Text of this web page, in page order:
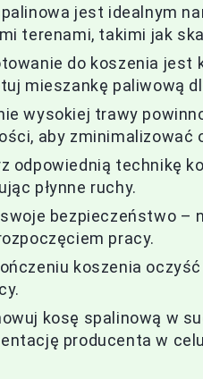
jest idealnym
terenami, takimi jak
do koszenia jest
mieszankę paliwową
wysokiej trawy
aby zminimalizować
odpowiednią technikę
płynne ruchy.
swoje bezpieczeństwo –
pracy.
koszenia
kosę spalinową w
producenta w